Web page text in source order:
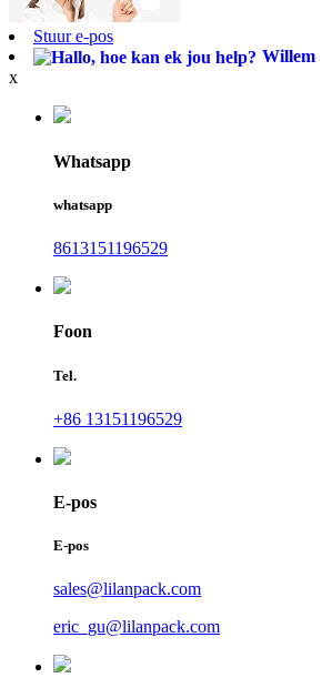
Stuur e-pos
Willem
x
Whatsapp
whatsapp
8613151196529
Foon
Tel.
+86 13151196529
E-pos
E-pos
sales@lilanpack.com
eric_gu@lilanpack.com